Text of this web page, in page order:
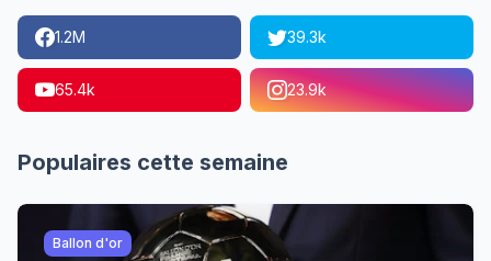
1.2M 39.3k
65.4k 23.9k
Populaires cette semaine
Ballon d'or